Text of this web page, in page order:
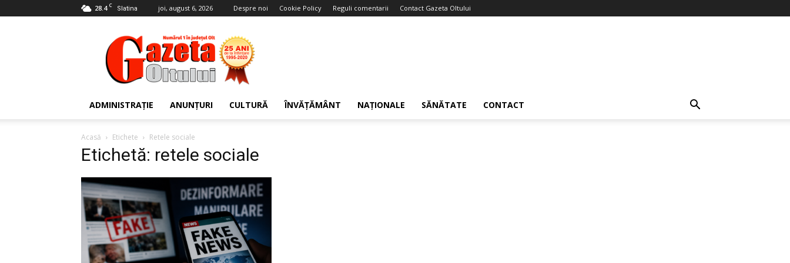
28.4 C Slatina joi, august 6, 2026 Despre noi Cookie Policy Reguli comentarii Contact Gazeta Oltului
Gazeta
Oltului
ADMINISTRAȚIE ANUNȚURI CULTURĂ ÎNVĂȚĂMÂNT NAȚIONALE SĂNĂTATE CONTACT
Acasă Etichete Retele sociale
Etichetă: retele sociale